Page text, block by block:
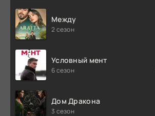
Между
2 сезон
Условный мент
6 сезон
Дом Дракона
3 сезон